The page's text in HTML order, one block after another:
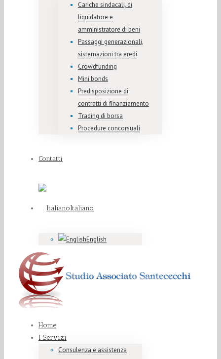
Cariche sindacali, di
liquidatore e
amministratore di beni
Passaggi generazionali,
sistemazioni tra eredi
Crowdfunding
Mini bonds
Predisposizione di
contratti di finanziamento
Trading di borsa
Procedure concorsuali
Contatti
Italiano
English
Home
I Servizi
Consulenza e assistenza